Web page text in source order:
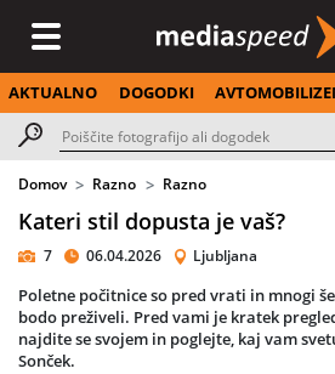
AKTUALNO DOGODKI
Domov Razno Razno
Kateri stil dopusta je vaš?
7 06.04.2026 Ljubljana
Poletne počitnice so pred vrati in mnogi
bodo preživeli. Pred vami je kratek
najdite se svojem in poglejte, kaj vam
Sonček.